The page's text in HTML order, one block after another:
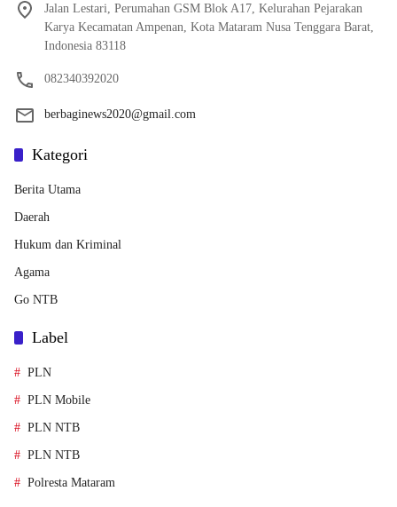
Jalan Lestari, Perumahan GSM Blok A17, Kelurahan Pejarakan
Karya Kecamatan Ampenan, Kota Mataram Nusa Tenggara Barat,
Indonesia 83118
082340392020
berbaginews2020@gmail.com
Kategori
Berita Utama
Daerah
Hukum dan Kriminal
Agama
Go NTB
Label
PLN
PLN Mobile
PLN NTB
PLN NTB
Polresta Mataram